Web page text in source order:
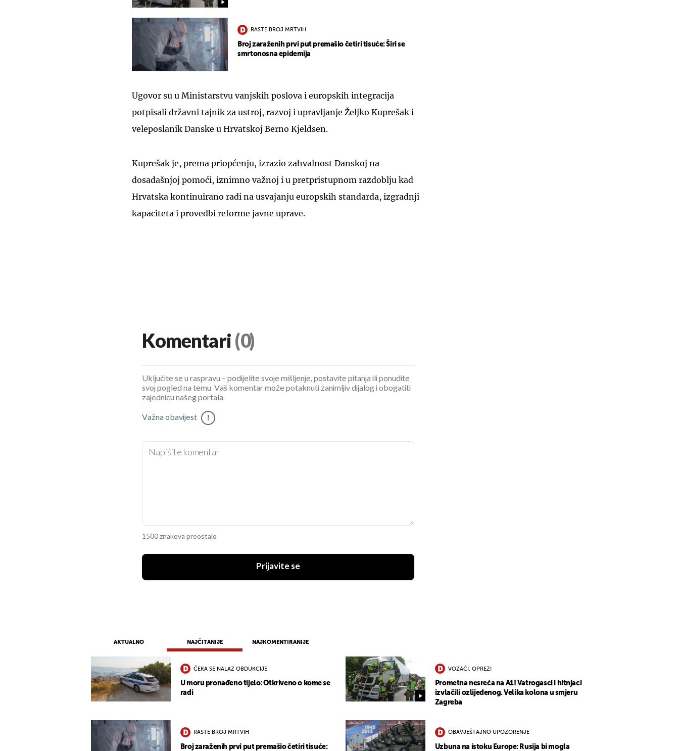
RASTE BROJ MRTVIH
Broj zaraženih prvi put premašio četiri tisuće: Širi se
smrtonosna epidemija
Ugovor su u Ministarstvu vanjskih poslova i europskih integracija
potpisali državni tajnik za ustroj, razvoj i upravljanje Željko Kuprešak i
veleposlanik Danske u Hrvatskoj Berno Kjeldsen.
Kuprešak je, prema priopćenju, izrazio zahvalnost Danskoj na
dosadašnjoj pomoći, iznimno važnoj i u pretpristupnom razdoblju kad
Hrvatska kontinuirano radi na usvajanju europskih standarda, izgradnji
kapaciteta i provedbi reforme javne uprave.
Komentari (0)
Uključite se u raspravu – podijelite svoje mišljenje, postavite pitanja ili ponudite
svoj pogled na temu. Vaš komentar može potaknuti zanimljiv dijalog i obogatiti
zajednicu našeg portala.
Važna obavijest !
1500 znakova preostalo
Prijavite se
AKTUALNO NAJČITANIJE NAJKOMENTIRANIJE
ČEKA SE NALAZ OBDUKCIJE
U moru pronađeno tijelo: Otkriveno o kome se
radi
VOZAČI, OPREZ!
Prometna nesreća na A1! Vatrogasci i hitnjaci
izvlačili ozlijeđenog. Velika kolona u smjeru
Zagreba
RASTE BROJ MRTVIH
Broj zaraženih prvi put premašio četiri tisuće:
OBAVJEŠTAJNO UPOZORENJE
Uzbuna na istoku Europe: Rusija bi mogla